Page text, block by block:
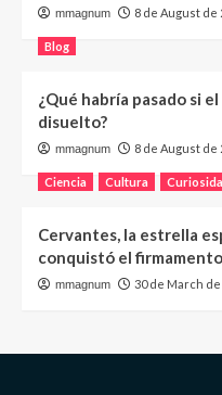
mmagnum 8 de August de
Blog
¿Qué habría pasado si
disuelto?
mmagnum 8 de August de
Ciencia Cultura
Cervantes, la estrella
conquistó el firmamento
mmagnum 30 de March de